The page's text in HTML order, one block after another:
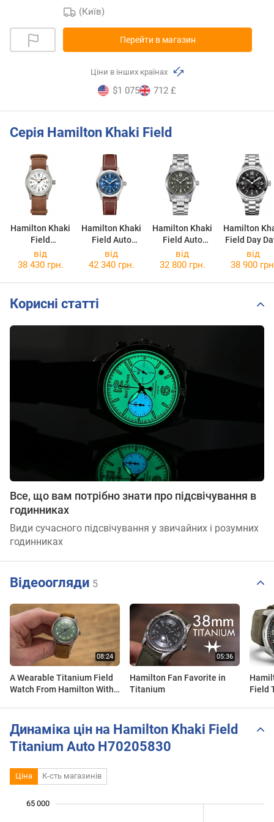
(Київ)
Перейти в магазин
Ціни в інших країнах
$1 075 712 £
Серія Hamilton Khaki Field
Hamilton Khaki
Field
Mechanical
H69439511
Hamilton Khaki
Field Auto
H70455540
Hamilton Khaki
Field Auto
H70605163
Hamilton
Field Day
від
38 430 грн.
від
42 340 грн.
від
32 800 грн.
від
38 900
Корисні статті
Все, що вам потрібно знати про підсвічування в
годинниках
Види сучасного підсвічування у звичайних і розумних
годинниках
Відеоогляди 5
A Wearable Titanium Field
Watch From Hamilton With
Hamilton Fan Favorite in
Titanium
Field
Динаміка цін на Hamilton Khaki Field
Titanium Auto H70205830
Ціна К-сть магазинів
65 000